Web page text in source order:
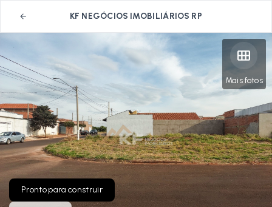
KF NEGÓCIOS IMOBILIÁRIOS RP
Mais fotos
Pronto para construir